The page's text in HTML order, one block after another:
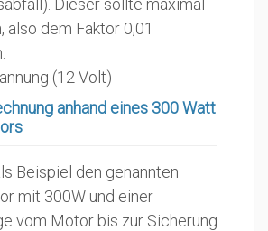
Dieser sollte maximal
also dem Faktor 0,01
(12 Volt)
anhand eines 300 Watt
Beispiel den genannten
mit 300W und einer
vom Motor bis zur Sicherung